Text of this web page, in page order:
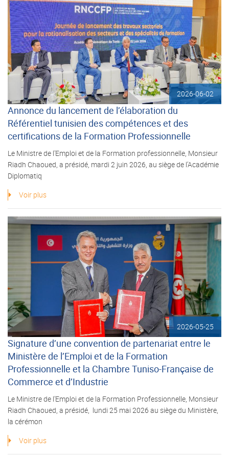
2026-06-02
Annonce du lancement de l’élaboration du
Référentiel tunisien des compétences et des
certifications de la Formation Professionnelle
Le Ministre de l’Emploi et de la Formation professionnelle, Monsieur
Riadh Chaoued, a présidé, mardi 2 juin 2026, au siège de l’Académie
Diplomatiq
Voir plus
2026-05-25
Signature d’une convention de partenariat entre le
Ministère de l’Emploi et de la Formation
Professionnelle et la Chambre Tuniso-Française de
Commerce et d’Industrie
Le Ministre de l’Emploi et de la Formation Professionnelle, Monsieur
Riadh Chaoued, a présidé, lundi 25 mai 2026 au siège du Ministère,
la cérémon
Voir plus